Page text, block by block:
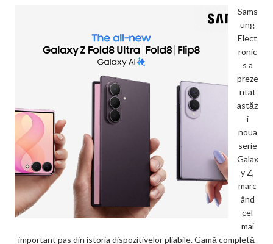
Sams
ung
Elect
ronic
s a
preze
ntat
astăz
i
noua
serie
Galax
y Z,
marc
ând
cel
mai
important pas din istoria dispozitivelor pliabile. Gamă completă